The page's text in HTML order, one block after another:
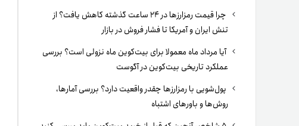
چرا قیمت رمزارزها در ۲۴ ساعت گذشته کاهش یافت؟ از
تنش ایران و آمریکا تا فشار فروش در بازار
آیا مرداد ماه معمولا برای بیت‌کوین ماه نزولی است؟ بررسی
عملکرد تاریخی بیت‌کوین در آگوست
پول‌شویی با رمزارزها چقدر واقعیت دارد؟ بررسی آمارها،
روش‌ها و باورهای اشتباه